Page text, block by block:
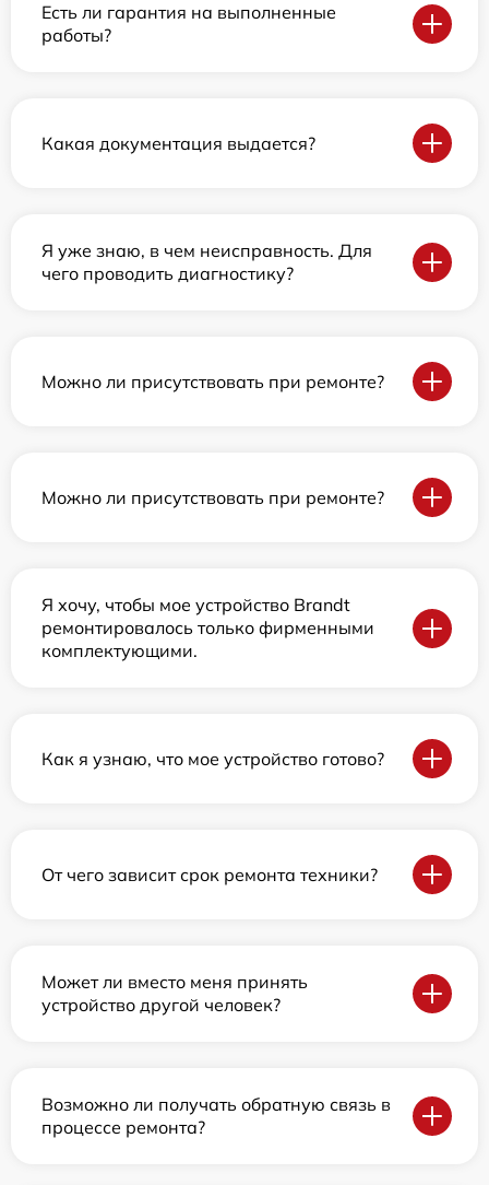
Есть ли гарантия на выполненные
работы?
Какая документация выдается?
Я уже знаю, в чем неисправность. Для
чего проводить диагностику?
Можно ли присутствовать при ремонте?
Можно ли присутствовать при ремонте?
Я хочу, чтобы мое устройство Brandt
ремонтировалось только фирменными
комплектующими.
Как я узнаю, что мое устройство готово?
От чего зависит срок ремонта техники?
Может ли вместо меня принять
устройство другой человек?
Возможно ли получать обратную связь в
процессе ремонта?